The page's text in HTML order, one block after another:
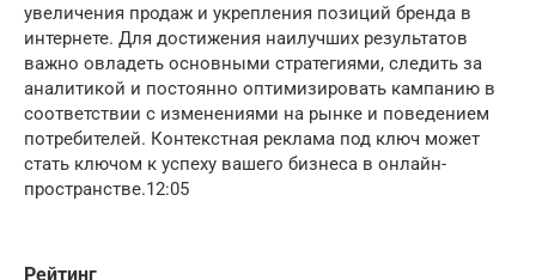
увеличения продаж и укрепления позиций бренда в
интернете. Для достижения наилучших результатов
важно овладеть основными стратегиями, следить за
аналитикой и постоянно оптимизировать кампанию в
соответствии с изменениями на рынке и поведением
потребителей. Контекстная реклама под ключ может
стать ключом к успеху вашего бизнеса в онлайн-
пространстве.12:05
Рейтинг